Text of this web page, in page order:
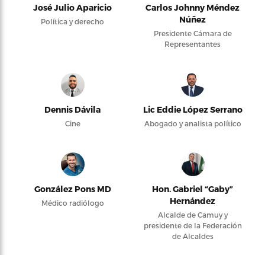
José Julio Aparicio
Política y derecho
Carlos Johnny Méndez
Núñez
Presidente Cámara de
Representantes
Dennis Dávila
Cine
Lic Eddie López Serrano
Abogado y analista político
González Pons MD
Médico radiólogo
Hon. Gabriel “Gaby”
Hernández
Alcalde de Camuy y
presidente de la Federación
de Alcaldes